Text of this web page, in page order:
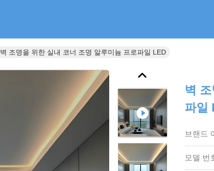
벽 조명을 위한 실내 코너 조명 알루미늄 프로파일 LED
벽
파일
브랜드
모델 번